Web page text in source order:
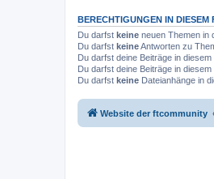
BERECHTIGUNGEN IN DIESEM
Du darfst keine neuen Themen in
Du darfst keineAntworten zu
Du darfst deine Beiträge in
Du darfst deine Beiträge in
Du darfst keine Dateianhänge in
Website der ftcommunity